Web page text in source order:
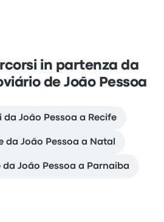
in partenza da
de João Pessoa
da João Pessoa a Recife
da João Pessoa a Natal
João Pessoa a Parnaiba